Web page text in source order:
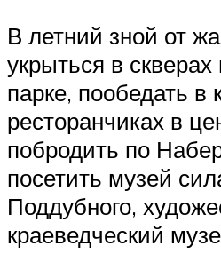
В летний зной от
укрыться в
парке, пообедать в
ресторанчиках в
побродить по
посетить музей
Поддубного,
краеведческий